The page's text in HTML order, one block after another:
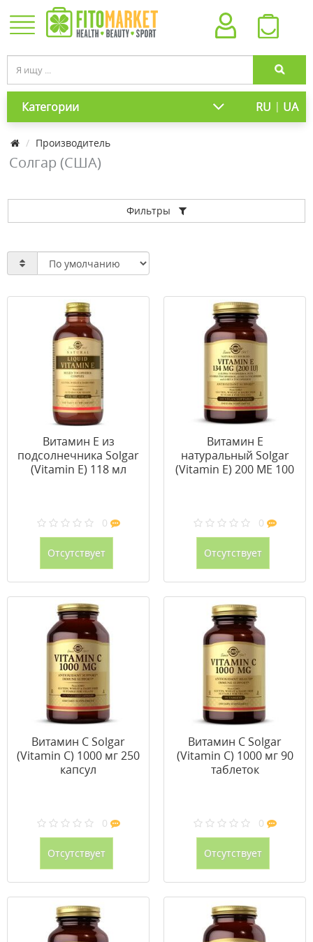
Категории RU | UA
Производитель
Солгар (США)
Фильтры
Витамин Е из
подсолнечника Solgar
(Vitamin E) 118 мл
0
Отсутствует
Витамин Е
натуральный Solgar
(Vitamin E) 200 МЕ 100
0
Отсутствует
Витамин С Solgar
(Vitamin C) 1000 мг 250
капсул
0
Отсутствует
Витамин С Solgar
(Vitamin C) 1000 мг 90
таблеток
0
Отсутствует